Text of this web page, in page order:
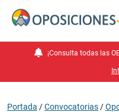
¡Consulta todas las
Portada /Convocatorias /